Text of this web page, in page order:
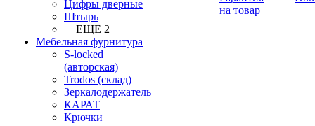
Цифры дверные
Штырь
+ ЕЩЕ 2
Мебельная фурнитура
S-locked
(авторская)
Trodos (склад)
Зеркалодержатель
КАРАТ
Крючки
на товар